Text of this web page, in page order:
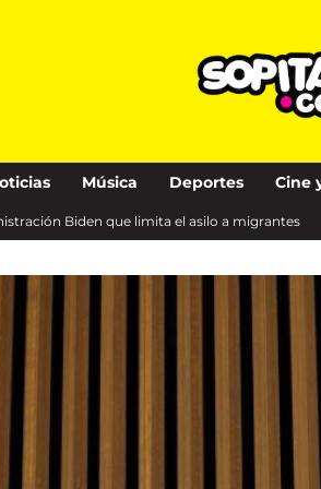
Música Deportes Cine
Biden que limita el asilo a migrantes